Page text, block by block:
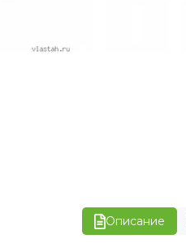
Описание